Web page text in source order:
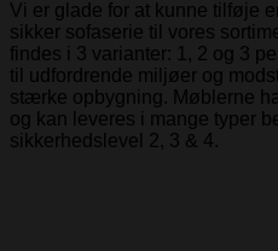
Vi er glade for at kunne tilføje
sikker sofaserie til vores
findes i 3 varianter: 1, 2 og 3
til udfordrende miljøer og
stærke opbygning. Møblerne
og kan leveres i mange typer
sikkerhedslevel 2, 3 & 4.